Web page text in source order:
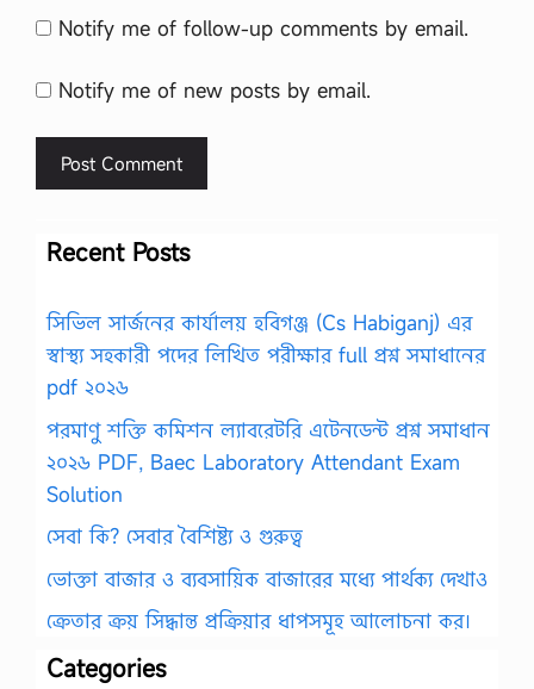
Notify me of follow-up comments by email.
Notify me of new posts by email.
Recent Posts
সিভিল সার্জনের কার্যালয় হবিগঞ্জ (Cs Habiganj) এর
স্বাস্থ্য সহকারী পদের লিখিত পরীক্ষার full প্রশ্ন সমাধানের
pdf ২০২৬
পরমাণু শক্তি কমিশন ল্যাবরেটরি এটেনডেন্ট প্রশ্ন সমাধান
২০২৬ PDF, Baec Laboratory Attendant Exam
Solution
সেবা কি? সেবার বৈশিষ্ট্য ও গুরুত্ব
ভোক্তা বাজার ও ব্যবসায়িক বাজারের মধ্যে পার্থক্য দেখাও
ক্রেতার ক্রয় সিদ্ধান্ত প্রক্রিয়ার ধাপসমূহ আলোচনা কর।
Categories